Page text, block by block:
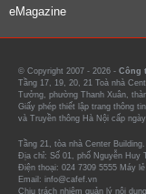
eMagazine
© Copyright 2007 - 2026 - Công
Tầng 17, 19, 20, 21 Toà nhà
Tưởng, phường Thanh Xuân,
Giấy phép thiết lập trang thông
và Truyền thông Hà Nội cấp
Tầng 21, tòa nhà Center Building.
Địa chỉ: Số 01, phố Nguyễn Huy
Điện thoại: 024 7309 5555 Máy
Email: info@cafef.vn
Chịu trách nhiệm quản lý nội